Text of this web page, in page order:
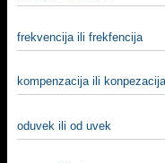
frekvencija ili frekfencija
kompenzacija ili
oduvek ili od uvek